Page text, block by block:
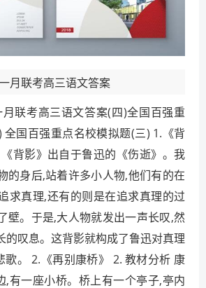
月联考高三语文答案
联考高三语文答案(四)全国百强重
全国百强重点名校模拟题(三) 1.《背
背影》出自于鲁迅的《伤逝》。我
的身后,站着许多小人物,他们有的在
求真理,还有的则是在追求真理的过
壁。于是,大人物就发出一声长叹,然
的叹息。这背影就构成了鲁迅对真理
歌。 2.《再别康桥》 2. 教材分析 康
,有一座小桥。桥上有一个亭子,亭内